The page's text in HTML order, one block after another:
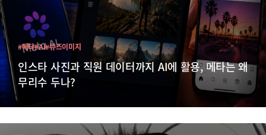
인스타 사진과 직원 데이터까지 AI에 활용, 메타는 왜
무리수 두나?
#메타#AI#뮤즈이미지